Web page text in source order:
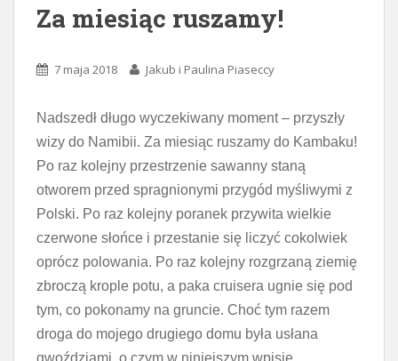
Za miesiąc ruszamy!
7 maja 2018 Jakub i Paulina Piaseccy
Nadszedł długo wyczekiwany moment – przyszły
wizy do Namibii. Za miesiąc ruszamy do Kambaku!
Po raz kolejny przestrzenie sawanny staną
otworem przed spragnionymi przygód myśliwymi z
Polski. Po raz kolejny poranek przywita wielkie
czerwone słońce i przestanie się liczyć cokolwiek
oprócz polowania. Po raz kolejny rozgrzaną ziemię
zbroczą krople potu, a paka cruisera ugnie się pod
tym, co pokonamy na gruncie. Choć tym razem
droga do mojego drugiego domu była usłana
gwoździami, o czym w niniejszym wpisie.